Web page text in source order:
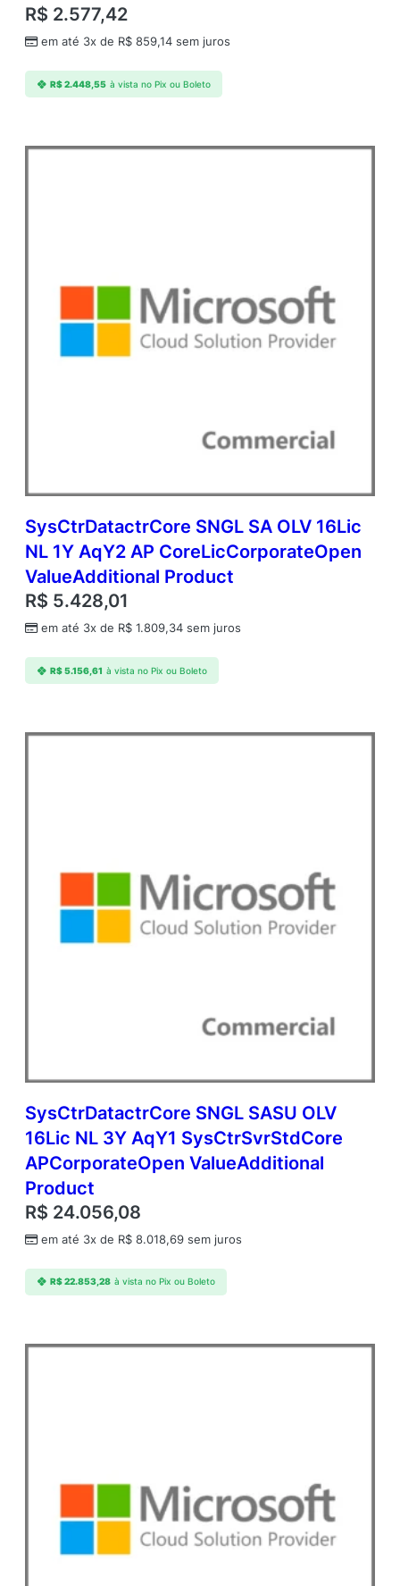
n
a
P
r
u
R$ 2.577,42
em até 3x de R$ 859,14 sem juros
R$2.448,55 à vista no Pix ou Boleto
SysCtrDatactrCore SNGL SA OLV 16Lic
NL 1Y AqY2 AP CoreLicCorporateOpen
ValueAdditional Product
R$ 5.428,01
em até 3x de R$ 1.809,34 sem juros
R$5.156,61 à vista no Pix ou Boleto
SysCtrDatactrCore SNGL SASU OLV
16Lic NL 3Y AqY1 SysCtrSvrStdCore
APCorporateOpen ValueAdditional
Product
R$ 24.056,08
em até 3x de R$ 8.018,69 sem juros
R$22.853,28 à vista no Pix ou Boleto